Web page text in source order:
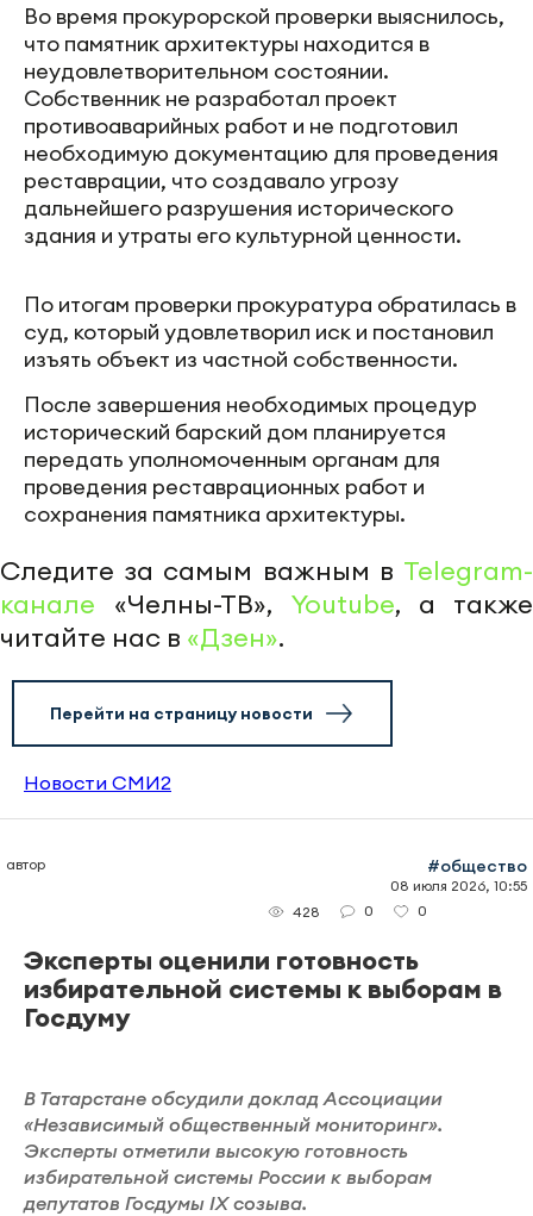
Во время прокурорской проверки выяснилось,
что памятник архитектуры находится в
неудовлетворительном состоянии.
Собственник не разработал проект
противоаварийных работ и не подготовил
необходимую документацию для проведения
реставрации, что создавало угрозу
дальнейшего разрушения исторического
здания и утраты его культурной ценности.
По итогам проверки прокуратура обратилась в
суд, который удовлетворил иск и постановил
изъять объект из частной собственности.
После завершения необходимых процедур
исторический барский дом планируется
передать уполномоченным органам для
проведения реставрационных работ и
сохранения памятника архитектуры.
Следите за самым важным в Telegram-
канале «Челны-ТВ», Youtube, а также
читайте нас в «Дзен».
Перейти на страницу новости
Новости СМИ2
автор #общество
08 июля 2026, 10:55
428
0 0
Эксперты оценили готовность
избирательной системы к выборам в
Госдуму
В Татарстане обсудили доклад Ассоциации
«Независимый общественный мониторинг».
Эксперты отметили высокую готовность
избирательной системы России к выборам
депутатов Госдумы IX созыва.